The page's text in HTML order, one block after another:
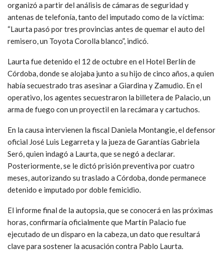
organizó a partir del análisis de cámaras de seguridad y
antenas de telefonía, tanto del imputado como de la víctima:
“Laurta pasó por tres provincias antes de quemar el auto del
remisero, un Toyota Corolla blanco”, indicó.
Laurta fue detenido el 12 de octubre en el Hotel Berlín de
Córdoba, donde se alojaba junto a su hijo de cinco años, a quien
había secuestrado tras asesinar a Giardina y Zamudio. En el
operativo, los agentes secuestraron la billetera de Palacio, un
arma de fuego con un proyectil en la recámara y cartuchos.
En la causa intervienen la fiscal Daniela Montangie, el defensor
oficial José Luis Legarreta y la jueza de Garantías Gabriela
Seró, quien indagó a Laurta, que se negó a declarar.
Posteriormente, se le dictó prisión preventiva por cuatro
meses, autorizando su traslado a Córdoba, donde permanece
detenido e imputado por doble femicidio.
El informe final de la autopsia, que se conocerá en las próximas
horas, confirmaría oficialmente que Martín Palacio fue
ejecutado de un disparo en la cabeza, un dato que resultará
clave para sostener la acusación contra Pablo Laurta.